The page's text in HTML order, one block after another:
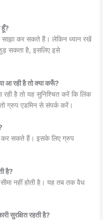
हूँ?
साझा कर सकते हैं। लेकिन ध्यान रखें
सकता है, इसलिए इसे
आ रही है तो क्या करूँ?
है तो यह सुनिश्चित करें कि लिंक
ग्रुप एडमिन से संपर्क करें।
कर सकते हैं। इसके लिए ग्रुप
है?
नहीं होती है। यह तब तक वैध
सुरक्षित रहती है?